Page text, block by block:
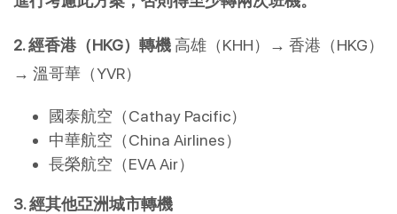
2. 經香港（HKG）轉機 高雄（KHH）→ 香港（HKG）
→ 溫哥華（YVR）
國泰航空（Cathay Pacific）
中華航空（China Airlines）
長榮航空（EVA Air）
3. 經其他亞洲城市轉機